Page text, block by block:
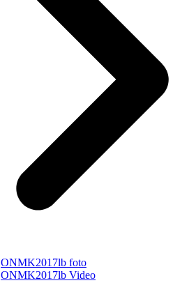
ONMK2017lb foto
ONMK2017lb Video